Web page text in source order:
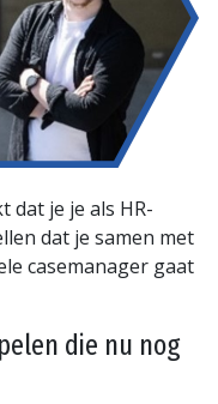
dat je je als HR-
dat je samen met
casemanager gaat
die nu nog